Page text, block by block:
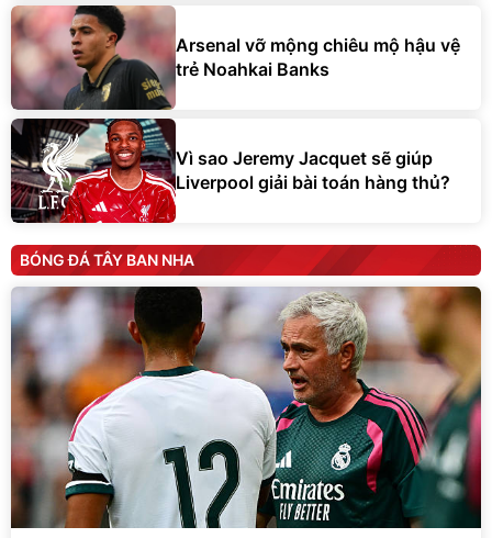
Arsenal vỡ mộng chiêu mộ hậu vệ
trẻ Noahkai Banks
Vì sao Jeremy Jacquet sẽ giúp
Liverpool giải bài toán hàng thủ?
BÓNG ĐÁ TÂY BAN NHA